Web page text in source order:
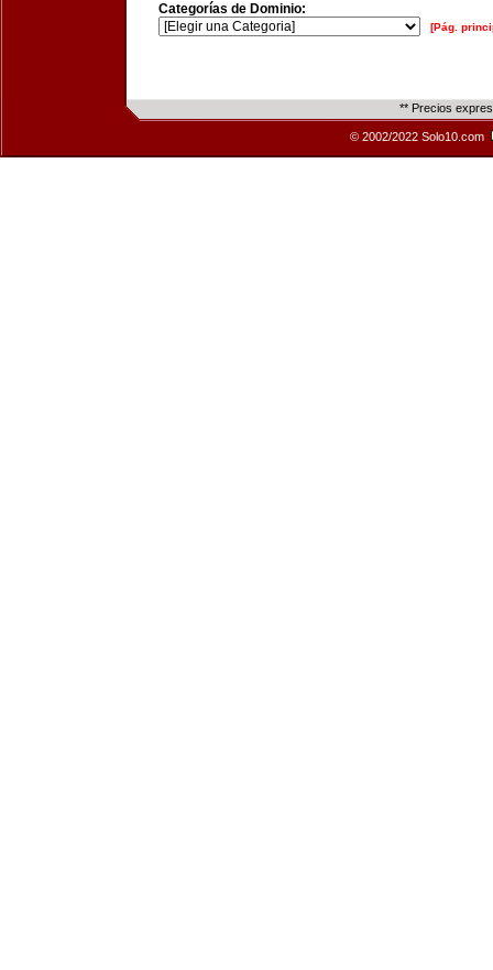
Categorías de Dominio:
[Pág.
** Precios
© 2002/2022 Solo10.com